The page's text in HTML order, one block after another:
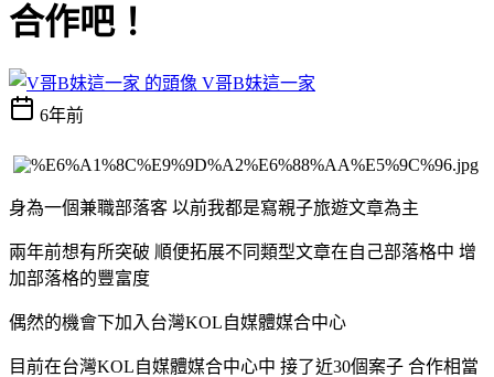
合作吧！
V哥B妹這一家
6年前
身為一個兼職部落客 以前我都是寫親子旅遊文章為主
兩年前想有所突破 順便拓展不同類型文章在自己部落格中 增
加部落格的豐富度
偶然的機會下加入 台灣KOL自媒體媒合中心
目前在台灣KOL自媒體媒合中心中 接了近30個案子 合作相當